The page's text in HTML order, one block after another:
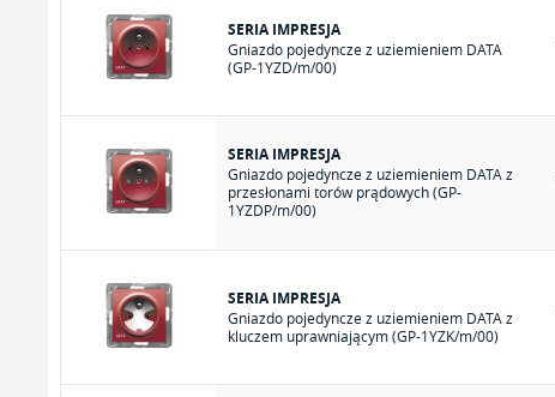
SERIA IMPRESJA
Gniazdo pojedyncze z uziemieniem DATA
(GP-1YZD/m/00)
SERIA IMPRESJA
Gniazdo pojedyncze z uziemieniem DATA z
przesłonami torów prądowych (GP-
1YZDP/m/00)
SERIA IMPRESJA
Gniazdo pojedyncze z uziemieniem DATA z
kluczem uprawniającym (GP-1YZK/m/00)